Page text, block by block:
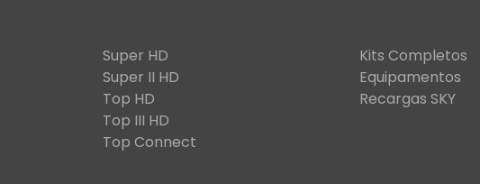
Super HD
Super II HD
Top HD
Top III HD
Top Connect
Kits Completos
Equipamentos
Recargas SKY